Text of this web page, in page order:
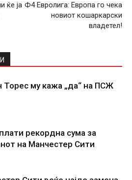
ќе ја Ф4 Евролига: Европа го чека
новиот кошаркарски
владетел!
Торес му кажа „да“ на ПСЖ
рекордна сума за
на Манчестер Сити